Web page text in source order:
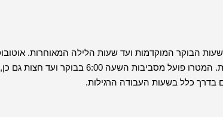
הבוקר המוקדמות ועד שעות הלילה המאוחרות.
בסביבות השעה 6:00 בבוקר וממשיכים עד חצות.